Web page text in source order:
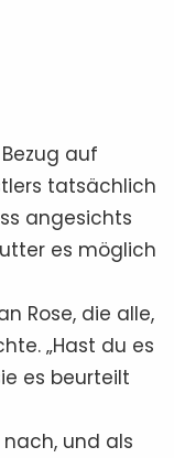
auf
tatsächlich
angesichts
es möglich
Rose, die alle,
„Hast du es
es beurteilt
und als